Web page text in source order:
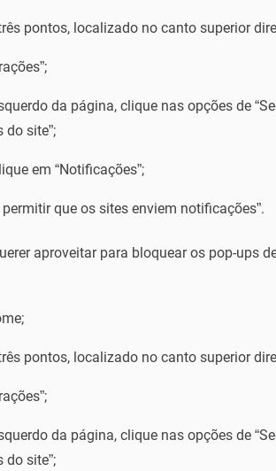
pontos, localizado no canto superior
da página, clique nas opções de
do site”;
em “Notificações”;
que os sites enviem notificações”.
aproveitar para bloquear os pop-ups
pontos, localizado no canto superior
da página, clique nas opções de
do site”;